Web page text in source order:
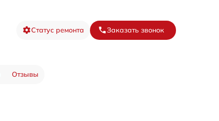
Статус ремонта Заказать звонок
Отзывы